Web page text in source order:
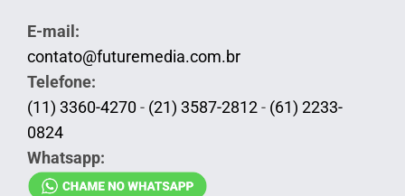
E-mail:
contato@futuremedia.com.br
Telefone:
(11) 3360-4270 - (21) 3587-2812- (61) 2233-
0824
Whatsapp: